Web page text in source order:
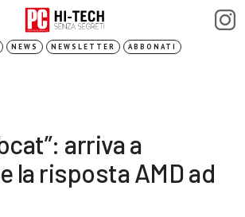
NEWS NEWSLETTER ABBONATI
arriva a
la risposta AMD ad